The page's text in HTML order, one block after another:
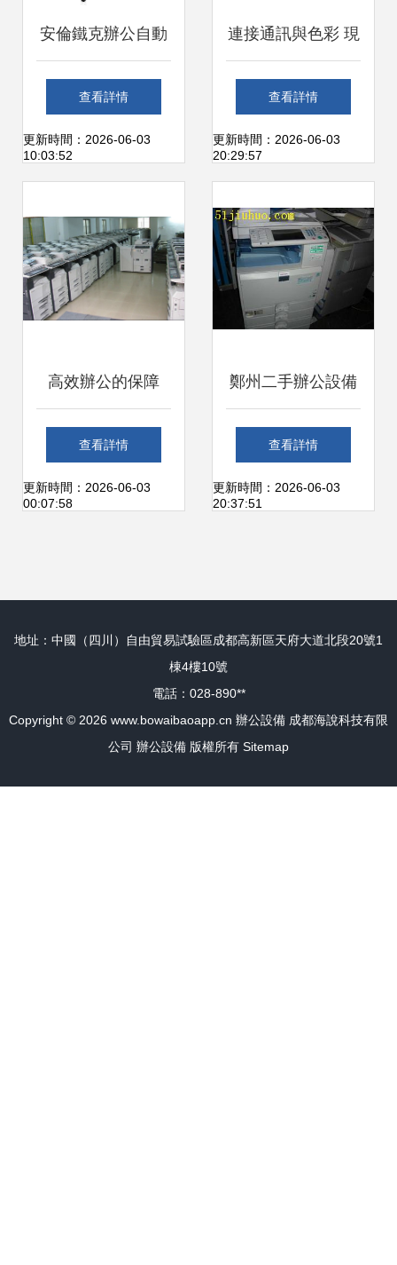
安倫鐵克辦公自動
化設備 打造高效智
能的現代辦公新生
查看詳情
更新時間：2026-06-03
10:03:52
連接通訊與色彩 現
代辦公中彩色打印
機租賃的雙重優勢
查看詳情
更新時間：2026-06-03
20:29:57
高效辦公的保障
——柯美3035復印
機在惠州仲愷的革
查看詳情
更新時間：2026-06-03
00:07:58
鄭州二手辦公設備
回收 企業降本增效
的明智選擇
查看詳情
更新時間：2026-06-03
20:37:51
地址：中國（四川）自由貿易試驗區成都高新區天府大道北段20號1
棟4樓10號
電話：028-890**
Copyright © 2026 www.bowaibaoapp.cn 辦公設備 成都海說科技有限
公司 辦公設備 版權所有 Sitemap